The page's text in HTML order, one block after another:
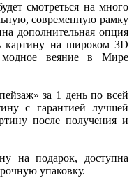
смотреться на много
современную рамку
дополнительная опция
на широком 3D
модное веяние в Мире
за 1 день по всей
с гарантией лучшей
после получения и
на подарок, доступна
упаковку.